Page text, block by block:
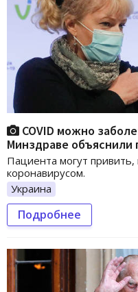
COVID можно
Минздраве объяснили
Пациента могут
коронавирусом.
Украина
Подробнее